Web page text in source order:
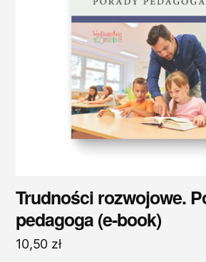
Trudności rozwojowe.
pedagoga (e-book)
10,50 zł